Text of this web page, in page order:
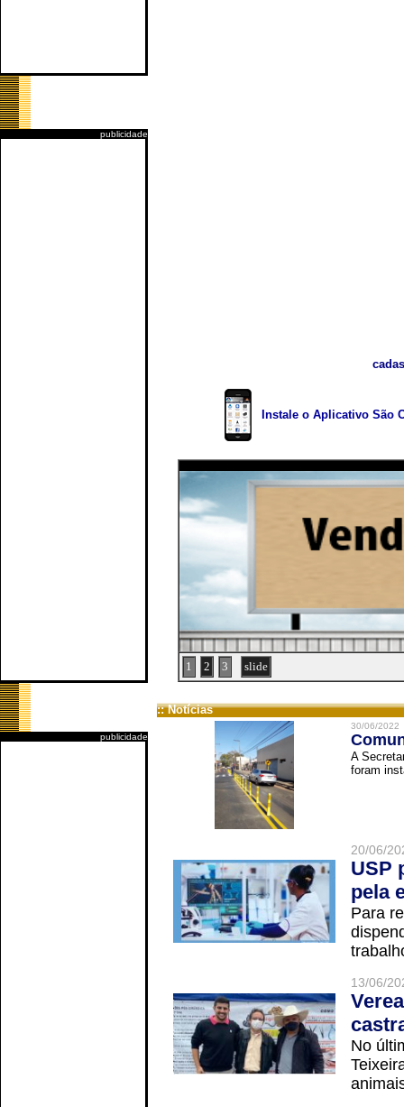
publicidade
publicidade
Instale o Aplicativo São
1 2 3 slide
:: Notícias
30/06/2022
A
foram
20/06/
USP
pela
Para
13/06/
No